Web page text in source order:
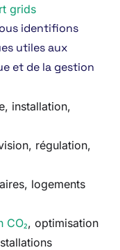
grids
identifions
utiles aux
et de la gestion
installation,
régulation,
logements
CO₂, optimisation